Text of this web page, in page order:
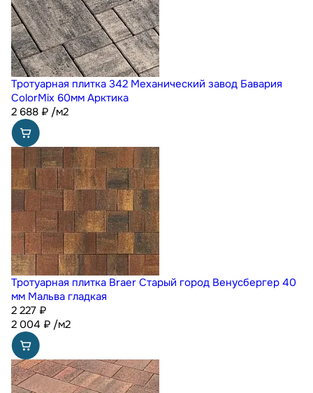
Тротуарная плитка 342 Механический завод Бавария
ColorMix 60мм Арктика
2 688 ₽ /м2
Тротуарная плитка Braer Старый город Венусбергер 40
мм Мальва гладкая
2 227 ₽
2 004 ₽ /м2